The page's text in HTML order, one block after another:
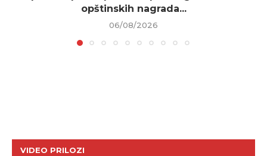
opštinskih nagrada...
06/08/2026
VIDEO PRILOZI